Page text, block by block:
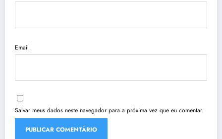
Email
Salvar meus dados neste navegador para a próxima vez que eu comentar.